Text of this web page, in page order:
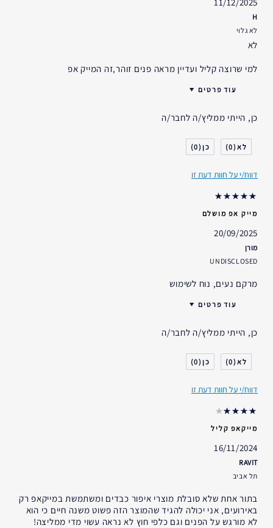
H
לא גלוי
לא
למי שרוצה קליל ועדיין מראה פנים זוהר,זה המייק אפ
עוד פרטים
סוג העור
דאגות העור
אני משתמש/ת באסתי לאודר
כן, הייתי ממליץ/ה לחבר/ה
0
0
דווח/י על חוות דעת זו
מייק אפ מושלם
20/09/2025
מורן
UNDISCLOSED
מרקם נעים, נוח לשימוש
עוד פרטים
סוג העור
דאגות העור
אני משתמש/ת באסתי לאודר
כן, הייתי ממליץ/ה לחבר/ה
0
0
דווח/י על חוות דעת זו
מייקאפ קליל
16/11/2024
RAVIT
תל אביב
בתור אחת שלא סובלת מוצרי איפור כבדים ומשתמשת במייקאפ רק
באירועים, אני יכולה להגיד שהמוצר הזה פשוט משנה חיים כי הוא
לא מורגש על הפנים וגם כלפי חוץ לא נראה עשוי מדי ממליצה!